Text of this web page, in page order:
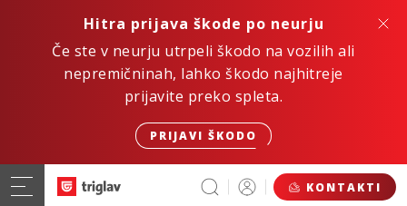
Hitra prijava škode po neurju
Če ste v neurju utrpeli škodo na vozilih ali
nepremičninah, lahko škodo najhitreje
prijavite preko spleta.
PRIJAVI ŠKODO
KONTAKTI